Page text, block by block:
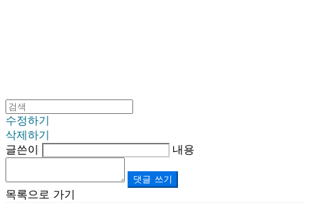
수정하기
삭제하기
글쓴이
내용
댓글 쓰기
목록으로 가기